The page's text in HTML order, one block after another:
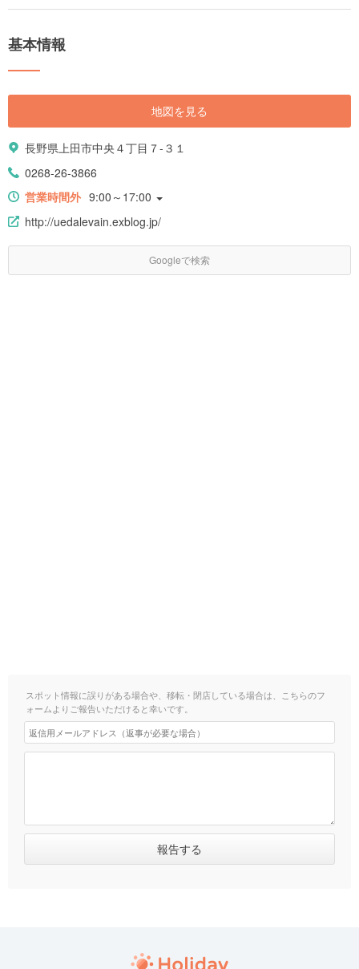
基本情報
地図を見る
長野県上田市中央４丁目７-３１
0268-26-3866
営業時間外 9:00～17:00
http://uedalevain.exblog.jp/
Googleで検索
スポット情報に誤りがある場合や、移転・閉店している場合は、こちらのフ
ォームよりご報告いただけると幸いです。